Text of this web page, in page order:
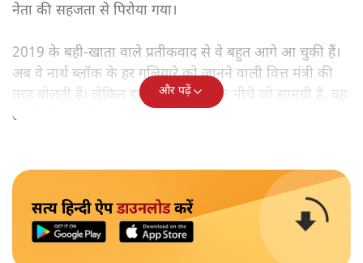
नेता की सहजता से पिरोया गया।
2019 के बही‑खाता वाले प्रतीकवाद से वे बहुत आगे आ चुकी हैं।
अब वे नार्थ ब्लॉक के हर गलियारे को जानने वाली वित्त मंत्री की
तरह बोलती हैं। लेकिन इस आत्मविश्वास के नीचे जो सामग्री है, वह
उतनी ही अनुमानित और दोहराव भरी।
और पढ़ें
सत्य हिन्दी ऐपडाउनलोडकरें